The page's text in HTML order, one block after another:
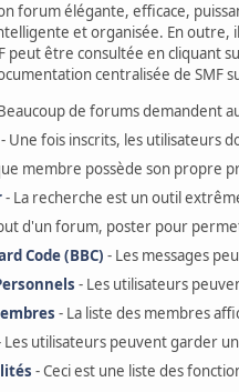
forum élégante, efficace,
et organisée. En outre,
peut être consultée en cliquant
centralisée de SMF
de forums demandent
- Une fois inscrits, les utilisateurs
membre possède son propre
- La recherche est un outil
d'un forum, poster pour
Code (BBC) - Les messages
- Les utilisateurs
- La liste des membres
Les utilisateurs peuvent garder
- Ceci est une liste des